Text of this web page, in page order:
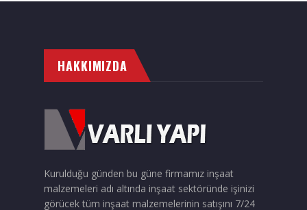
HAKKIMIZDA
Kurulduğu günden bu güne firmamız inşaat
malzemeleri adı altında inşaat sektöründe işinizi
görücek tüm inşaat malzemelerinin satışını 7/24